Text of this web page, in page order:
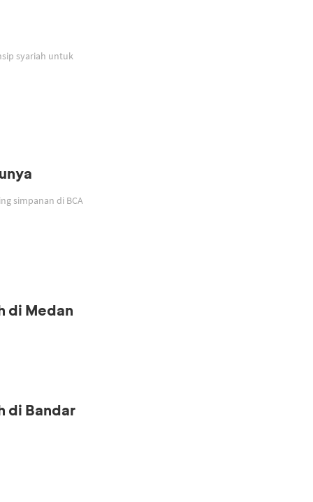
syariah untuk
simpanan di BCA
di Medan
di Bandar